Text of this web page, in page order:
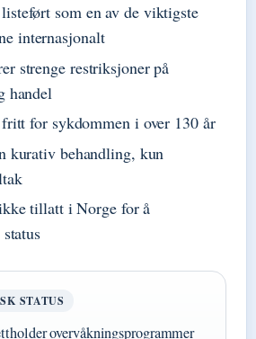
som en av de viktigste
internasjonalt
strenge restriksjoner på
handel
for sykdommen i over 130 år
kurativ behandling, kun
tillatt i Norge for å
STATUS
overvåkningsprogrammer